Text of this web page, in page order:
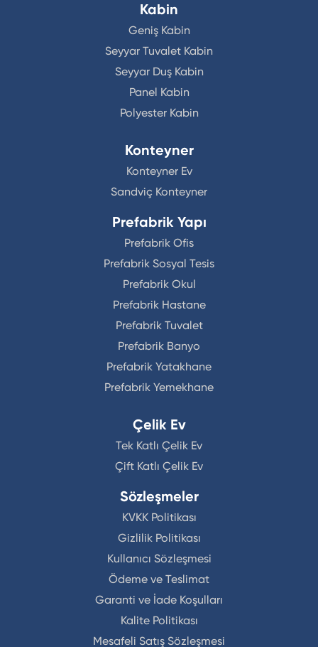
Kabin
Geniş Kabin
Seyyar Tuvalet Kabin
Seyyar Duş Kabin
Panel Kabin
Polyester Kabin
Konteyner
Konteyner Ev
Sandviç Konteyner
Prefabrik Yapı
Prefabrik Ofis
Prefabrik Sosyal Tesis
Prefabrik Okul
Prefabrik Hastane
Prefabrik Tuvalet
Prefabrik Banyo
Prefabrik Yatakhane
Prefabrik Yemekhane
Çelik Ev
Tek Katlı Çelik Ev
Çift Katlı Çelik Ev
Sözleşmeler
KVKK Politikası
Gizlilik Politikası
Kullanıcı Sözleşmesi
Ödeme ve Teslimat
Garanti ve İade Koşulları
Kalite Politikası
Mesafeli Satış Sözleşmesi